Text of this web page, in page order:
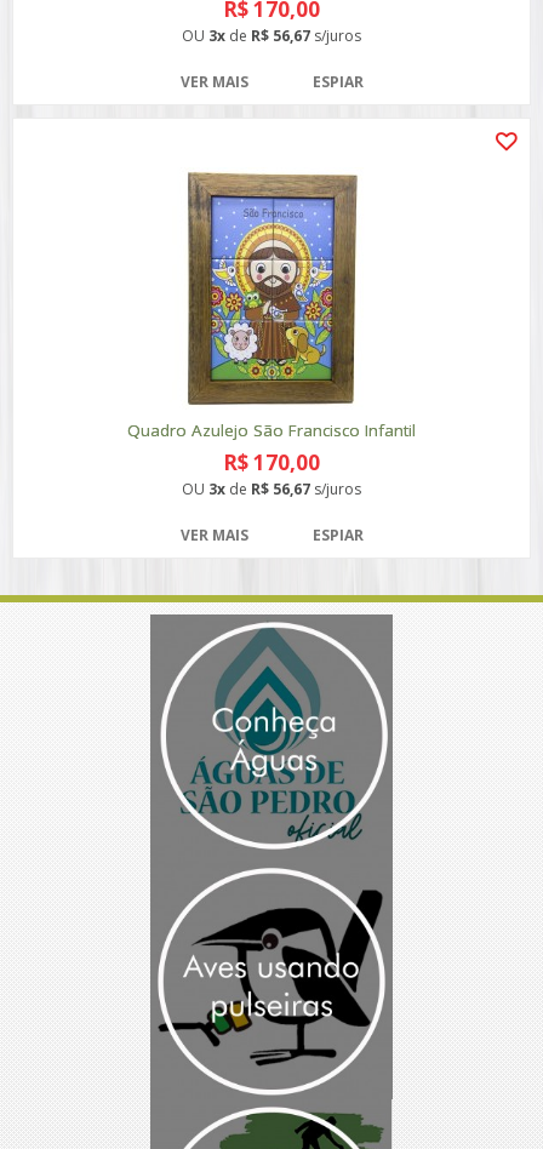
R$ 170,00
OU 3x de R$ 56,67 s/juros
VER MAIS ESPIAR
Quadro Azulejo São Francisco Infantil
R$ 170,00
OU 3x de R$ 56,67 s/juros
VER MAIS ESPIAR